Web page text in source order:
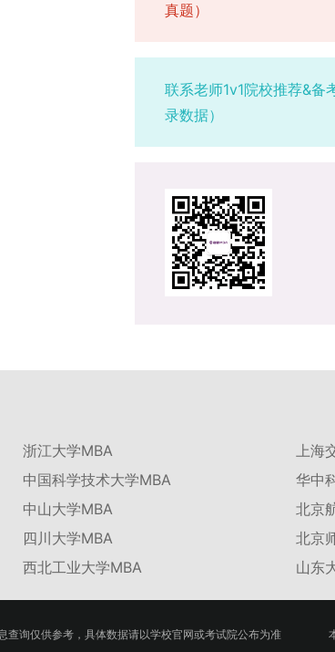
真题）
联系老师1v1院校推荐&备
录数据）
浙江大学MBA
上海
中国科学技术大学MBA
华中
中山大学MBA
北京
四川大学MBA
北京
西北工业大学MBA 山东
查询仅供参考，具体数据请以学校官网或考试院公布为准